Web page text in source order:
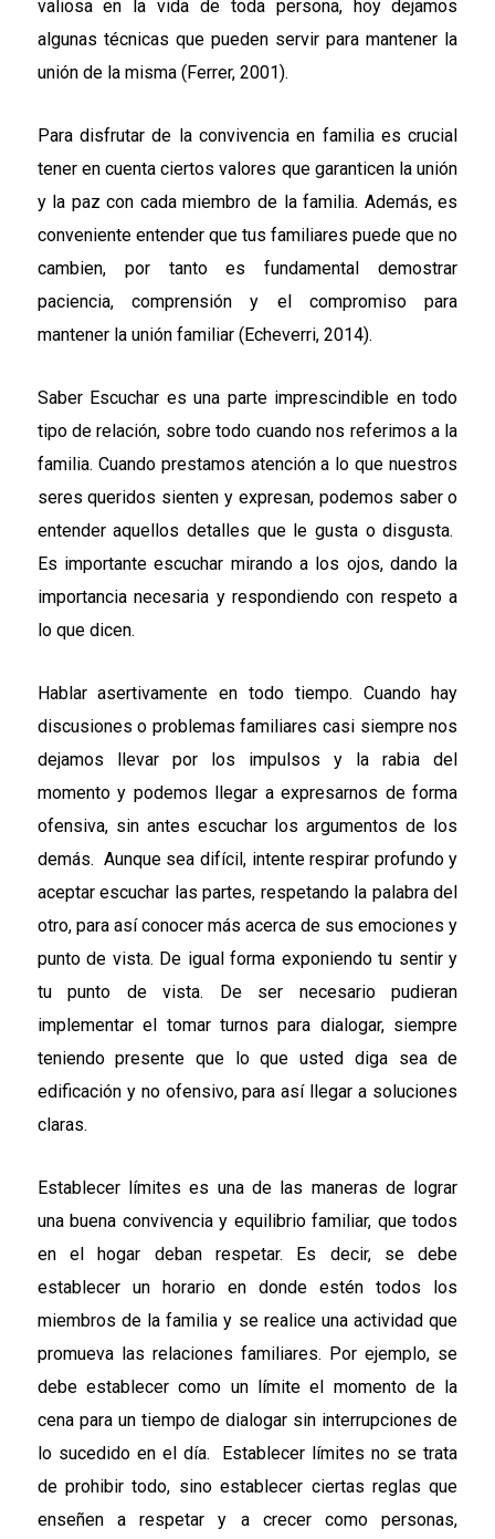
valiosa en la vida de toda persona, hoy dejamos
algunas técnicas que pueden servir para mantener la
unión de la misma (Ferrer, 2001).
Para disfrutar de la convivencia en familia es crucial
tener en cuenta ciertos valores que garanticen la unión
y la paz con cada miembro de la familia. Además, es
conveniente entender que tus familiares puede que no
cambien, por tanto es fundamental demostrar
paciencia, comprensión y el compromiso para
mantener la unión familiar (Echeverri, 2014).
Saber Escuchar es una parte imprescindible en todo
tipo de relación, sobre todo cuando nos referimos a la
familia. Cuando prestamos atención a lo que nuestros
seres queridos sienten y expresan, podemos saber o
entender aquellos detalles que le gusta o disgusta.
Es importante escuchar mirando a los ojos, dando la
importancia necesaria y respondiendo con respeto a
lo que dicen.
Hablar asertivamente en todo tiempo. Cuando hay
discusiones o problemas familiares casi siempre nos
dejamos llevar por los impulsos y la rabia del
momento y podemos llegar a expresarnos de forma
ofensiva, sin antes escuchar los argumentos de los
demás. Aunque sea difícil, intente respirar profundo y
aceptar escuchar las partes, respetando la palabra del
otro, para así conocer más acerca de sus emociones y
punto de vista. De igual forma exponiendo tu sentir y
tu punto de vista. De ser necesario pudieran
implementar el tomar turnos para dialogar, siempre
teniendo presente que lo que usted diga sea de
edificación y no ofensivo, para así llegar a soluciones
claras.
Establecer límites es una de las maneras de lograr
una buena convivencia y equilibrio familiar, que todos
en el hogar deban respetar. Es decir, se debe
establecer un horario en donde estén todos los
miembros de la familia y se realice una actividad que
promueva las relaciones familiares. Por ejemplo, se
debe establecer como un límite el momento de la
cena para un tiempo de dialogar sin interrupciones de
lo sucedido en el día. Establecer límites no se trata
de prohibir todo, sino establecer ciertas reglas que
enseñen a respetar y a crecer como personas,